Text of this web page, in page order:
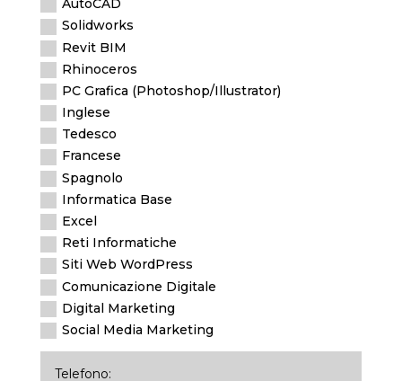
AutoCAD
Solidworks
Revit BIM
Rhinoceros
PC Grafica (Photoshop/Illustrator)
Inglese
Tedesco
Francese
Spagnolo
Informatica Base
Excel
Reti Informatiche
Siti Web WordPress
Comunicazione Digitale
Digital Marketing
Social Media Marketing